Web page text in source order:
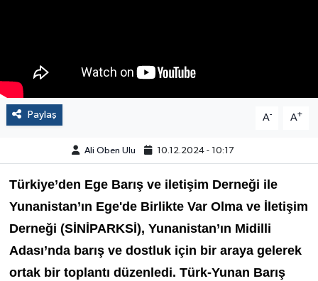
Paylaş A- A+
Ali Oben Ulu 10.12.2024 - 10:17
Türkiye’den Ege Barış ve iletişim Derneği ile
Yunanistan’ın Ege'de Birlikte Var Olma ve İletişim
Derneği (SİNİPARKSİ), Yunanistan’ın Midilli
Adası’nda barış ve dostluk için bir araya gelerek
ortak bir toplantı düzenledi. Türk-Yunan Barış